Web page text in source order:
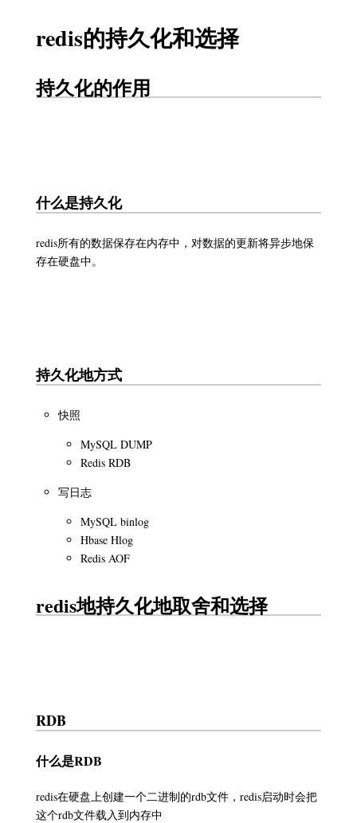
redis的持久化和选择
持久化的作用
什么是持久化
redis所有的数据保存在内存中，对数据的更新将异步地保
存在硬盘中。
持久化地方式
快照
MySQL DUMP
Redis RDB
写日志
MySQL binlog
Hbase Hlog
Redis AOF
redis地持久化地取舍和选择
RDB
什么是RDB
redis在硬盘上创建一个二进制的rdb文件，redis启动时会把
这个rdb文件载入到内存中